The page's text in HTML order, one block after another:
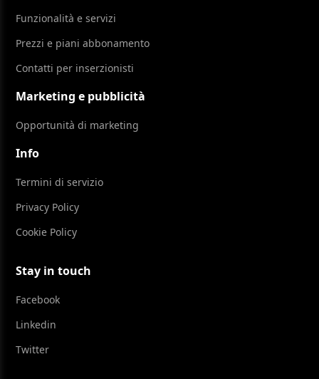
Funzionalità e servizi
Prezzi e piani abbonamento
Contatti per inserzionisti
Marketing e pubblicità
Opportunità di marketing
Info
Termini di servizio
Privacy Policy
Cookie Policy
Stay in touch
Facebook
Linkedin
Twitter